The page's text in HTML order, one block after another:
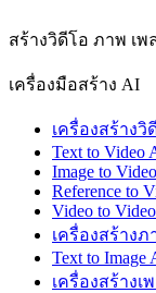
สร้างวิดีโอ ภาพ เพ
เครื่องมือสร้าง AI
เครื่องสร้างวิ
Text to Video
Image to
Reference to
Video to
เครื่องสร้างภ
Text to Image
เครื่องสร้างเ